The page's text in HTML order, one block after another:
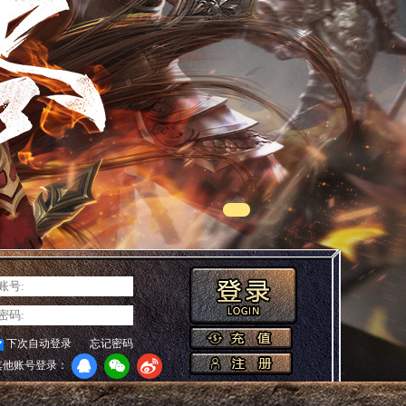
下次自动登录
忘记密码
他账号登录：